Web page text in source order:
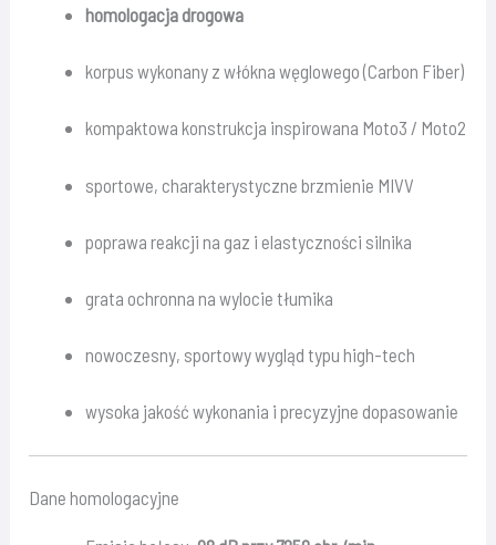
homologacja drogowa
korpus wykonany z włókna węglowego (Carbon Fiber)
kompaktowa konstrukcja inspirowana Moto3 / Moto2
sportowe, charakterystyczne brzmienie MIVV
poprawa reakcji na gaz i elastyczności silnika
grata ochronna na wylocie tłumika
nowoczesny, sportowy wygląd typu high-tech
wysoka jakość wykonania i precyzyjne dopasowanie
Dane homologacyjne